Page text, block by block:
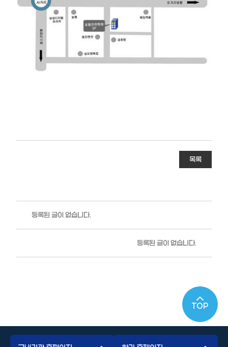
목록
등록된 글이 없습니다.
등록된 글이 없습니다.
TOP